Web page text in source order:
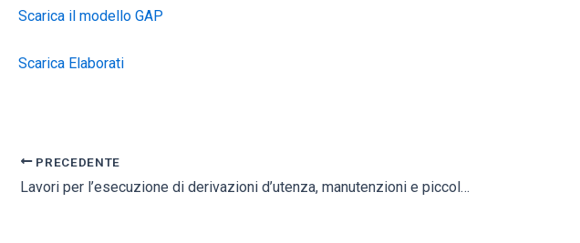
Scarica il modello GAP
Scarica Elaborati
PRECEDENTE
Lavori per l’esecuzione di derivazioni d’utenza, manutenzioni e piccole estensioni sulle reti idriche Anni 2012 – 2014